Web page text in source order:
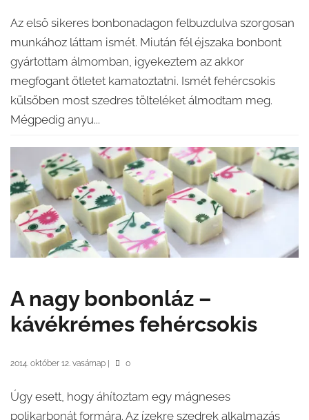
Az első sikeres bonbonadagon felbuzdulva szorgosan
munkához láttam ismét. Miután fél éjszaka bonbont
gyártottam álmomban, igyekeztem az akkor
megfogant ötletet kamatoztatni. Ismét fehércsokis
külsőben most szedres tölteléket álmodtam meg.
Mégpedig anyu...
A nagy bonbonláz –
kávékrémes fehércsokis
2014. október 12. vasárnap 0
Úgy esett, hogy áhítoztam egy mágneses
polikarbonát formára. Az ízekre szedrek alkalmazás